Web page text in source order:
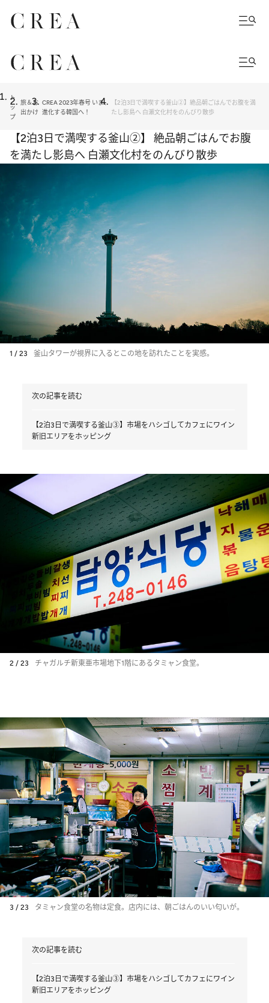
ト
ッ
プ
旅＆お
出かけ
CREA 2023年春号 いま、
進化する韓国へ！
【2泊3日で満喫する釜山②】絶品朝ごはんでお腹を満
たし影島へ 白瀬文化村をのんびり散歩
【2泊3日で満喫する釜山②】 絶品朝ごはんでお腹
を満たし影島へ 白瀬文化村をのんびり散歩
1 / 23 釜山タワーが視界に入るとこの地を訪れたことを実感。
次の記事を読む
【2泊3日で満喫する釜山③】市場をハシゴしてカフェにワイン
新旧エリアをホッピング
2 / 23 チャガルチ新東亜市場地下1階にあるタミャン食堂。
3 / 23 タミャン食堂の名物は定食。店内には、朝ごはんのいい匂いが。
次の記事を読む
【2泊3日で満喫する釜山③】市場をハシゴしてカフェにワイン
新旧エリアをホッピング